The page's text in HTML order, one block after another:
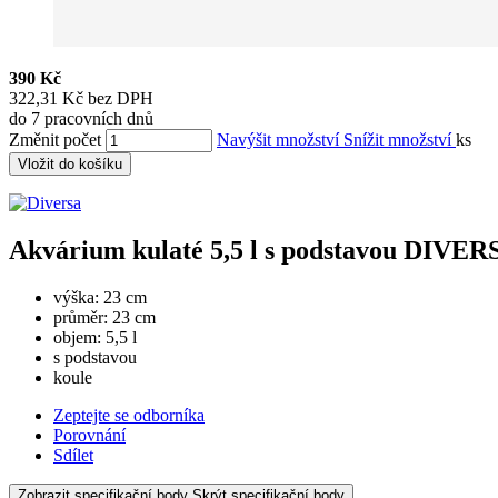
390 Kč
322,31 Kč bez DPH
do 7 pracovních dnů
Změnit počet
Navýšit množství Snížit množstvíks
Vložit do košíku
Akvárium kulaté 5,5 l s podstavou
výška: 23 cm
průměr: 23 cm
objem: 5,5 l
s podstavou
koule
Zeptejte se odborníka
Porovnání
Sdílet